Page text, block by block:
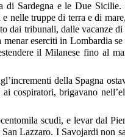
di Sardegna e le Due Sicilie.
nelle truppe di terra e di
dai tribunali, dalle vacanze
eserciti in Lombardia
il Milanese fino al
della Spagna
cospiratori, brigavano
scudi, e levar dal
Lazzaro. I Savojardi non